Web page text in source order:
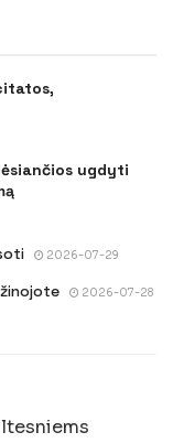
ugdyti
2026-07-29
2026-07-28